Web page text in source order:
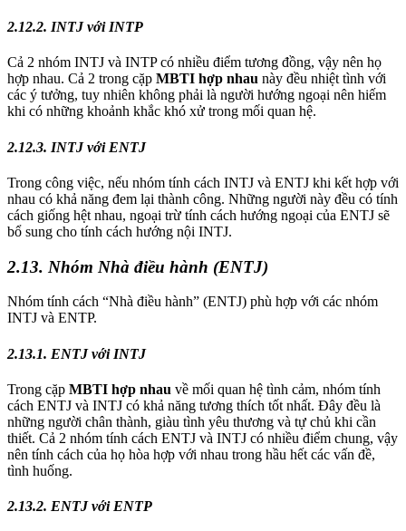
2.12.2. INTJ với INTP
Cả 2 nhóm INTJ và INTP có nhiều điểm tương đồng, vậy nên họ
hợp nhau. Cả 2 trong cặp MBTI hợp nhau này đều nhiệt tình với
các ý tưởng, tuy nhiên không phải là người hướng ngoại nên hiếm
khi có những khoảnh khắc khó xử trong mối quan hệ.
2.12.3. INTJ với ENTJ
Trong công việc, nếu nhóm tính cách INTJ và ENTJ khi kết hợp với
nhau có khả năng đem lại thành công. Những người này đều có tính
cách giống hệt nhau, ngoại trừ tính cách hướng ngoại của ENTJ sẽ
bổ sung cho tính cách hướng nội INTJ.
2.13. Nhóm Nhà điều hành (ENTJ)
Nhóm tính cách “Nhà điều hành” (ENTJ) phù hợp với các nhóm
INTJ và ENTP.
2.13.1. ENTJ với INTJ
Trong cặp MBTI hợp nhau về mối quan hệ tình cảm, nhóm tính
cách ENTJ và INTJ có khả năng tương thích tốt nhất. Đây đều là
những người chân thành, giàu tình yêu thương và tự chủ khi cần
thiết. Cả 2 nhóm tính cách ENTJ và INTJ có nhiều điểm chung, vậy
nên tính cách của họ hòa hợp với nhau trong hầu hết các vấn đề,
tình huống.
2.13.2. ENTJ với ENTP